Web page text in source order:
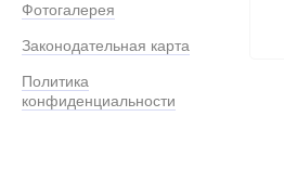
Фотогалерея
Законодательная карта
Политика
конфиденциальности